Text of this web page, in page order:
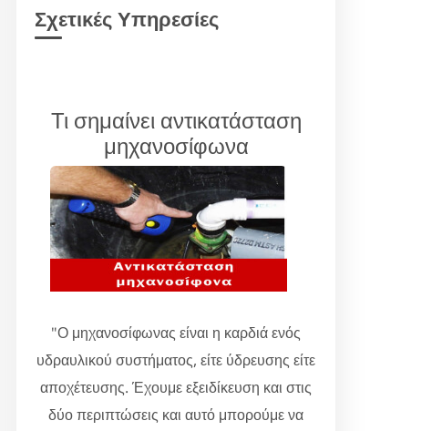
Σχετικές Υπηρεσίες
Τι σημαίνει αντικατάσταση
μηχανοσίφωνα
"Ο μηχανοσίφωνας είναι η καρδιά ενός
υδραυλικού συστήματος, είτε ύδρευσης είτε
αποχέτευσης. Έχουμε εξειδίκευση και στις
δύο περιπτώσεις και αυτό μπορούμε να